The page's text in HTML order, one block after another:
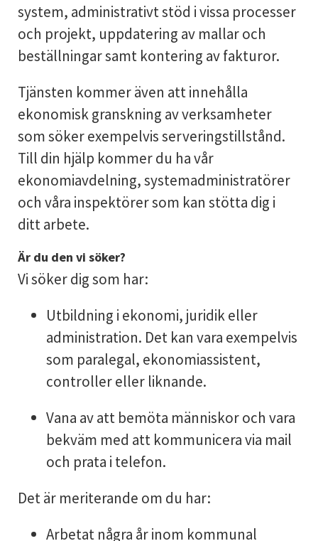
system, administrativt stöd i vissa processer
och projekt, uppdatering av mallar och
beställningar samt kontering av fakturor.
Tjänsten kommer även att innehålla
ekonomisk granskning av verksamheter
som söker exempelvis serveringstillstånd.
Till din hjälp kommer du ha vår
ekonomiavdelning, systemadministratörer
och våra inspektörer som kan stötta dig i
ditt arbete.
Är du den vi söker?
Vi söker dig som har:
Utbildning i ekonomi, juridik eller
administration. Det kan vara exempelvis
som paralegal, ekonomiassistent,
controller eller liknande.
Vana av att bemöta människor och vara
bekväm med att kommunicera via mail
och prata i telefon.
Det är meriterande om du har:
Arbetat några år inom kommunal